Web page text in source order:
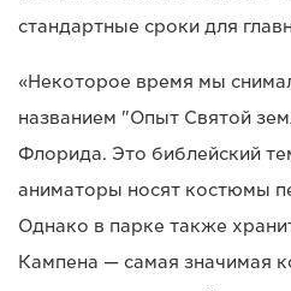
стандартные сроки для
«Некоторое время мы
названием "Опыт Святой
Флорида. Это библейский
аниматоры носят костюмы
Однако в парке также
Кампена — самая значимая